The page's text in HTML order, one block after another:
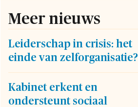
Meer nieuws
Leiderschap in crisis: het
einde van zelforganisatie?
Kabinet erkent en
ondersteunt sociaal